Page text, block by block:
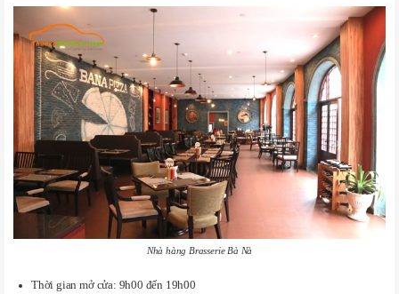
Nhà hàng Brasserie Bà Nà
Thời gian mở cửa: 9h00 đến 19h00